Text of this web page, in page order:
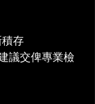
存
議交俾專業檢